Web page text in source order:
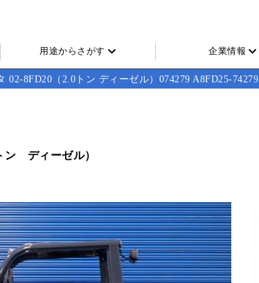
用途からさがす 企業情報
02-8FD20（2.0トン ディーゼル）074279 A8FD25-74279
ン ディーゼル）